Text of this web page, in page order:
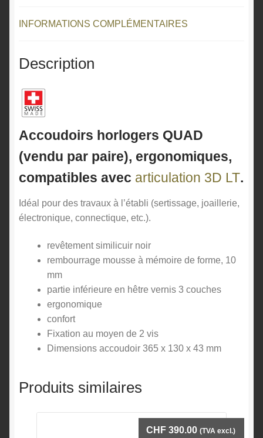
INFORMATIONS COMPLÉMENTAIRES
Description
Accoudoirs horlogers QUAD
(vendu par paire), ergonomiques,
compatibles avec articulation 3D LT.
Idéal pour des travaux à l’établi (sertissage, joaillerie,
électronique, connectique, etc.).
revêtement similicuir noir
rembourrage mousse à mémoire de forme, 10
mm
partie inférieure en hêtre vernis 3 couches
ergonomique
confort
Fixation au moyen de 2 vis
Dimensions accoudoir 365 x 130 x 43 mm
Produits similaires
CHF 390.00 (TVA excl.)